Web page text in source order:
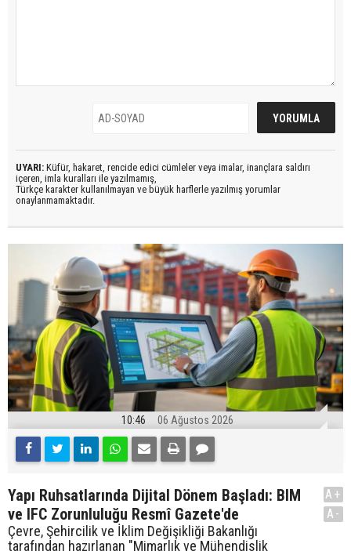
UYARI: Küfür, hakaret, rencide edici cümleler veya imalar, inançlara saldırı
içeren, imla kuralları ile yazılmamış,
Türkçe karakter kullanılmayan ve büyük harflerle yazılmış yorumlar
onaylanmamaktadır.
10:46 06 Ağustos 2026
Yapı Ruhsatlarında Dijital Dönem Başladı: BIM
ve IFC Zorunluluğu Resmî Gazete'de
Çevre, Şehircilik ve İklim Değişikliği Bakanlığı
tarafından hazırlanan "Mimarlık ve Mühendislik
A+
A-